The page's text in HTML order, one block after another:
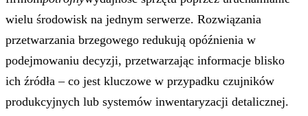
wielu środowisk na jednym serwerze. Rozwiązania
przetwarzania brzegowego redukują opóźnienia w
podejmowaniu decyzji, przetwarzając informacje blisko
ich źródła – co jest kluczowe w przypadku czujników
produkcyjnych lub systemów inwentaryzacji detalicznej.